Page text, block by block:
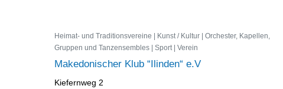
Heimat- und Traditionsvereine | Kunst / Kultur | Orchester, Kapellen,
Gruppen und Tanzensembles | Sport | Verein
Makedonischer Klub “Ilinden“ e.V
Kiefernweg 2